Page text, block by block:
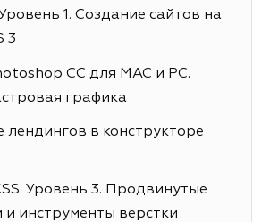
1. Создание сайтов на
3
CC для MAC и PC.
графика
лендингов в конструкторе
Уровень 3. Продвинутые
и инструменты верстки